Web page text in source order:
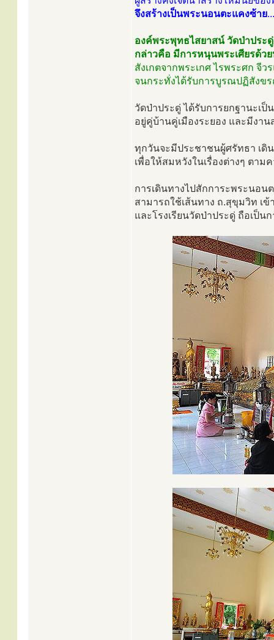
จึงสร้างเป็นพระนอนตะแคงซ้าย
องค์พระพุทธไสยาสน์ วัดป่าประ
กล่าวคือ มีการหนุนพระเศียรด้ว
สังเกตจากพระเกศ ไรพระศก จี
จนกระทั่งได้รับการบูรณปฏิสังข
วัดป่าประดู่ ได้รับการยกฐานะเป็
อยู่คู่บ้านคู่เมืองระยอง และมีงา
ทุกวันจะมีประชาชนผู้ศรัทธา เดิ
เพื่อให้สมหวังในเรื่องต่างๆ ตา
การเดินทางไปสักการะพระนอน
สามารถใช้เส้นทาง ถ.สุขุมวิท เข้
และโรงเรียนวัดป่าประดู่ ถือเป็น